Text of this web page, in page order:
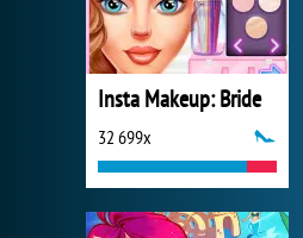
Insta Makeup: Bride
32 699x